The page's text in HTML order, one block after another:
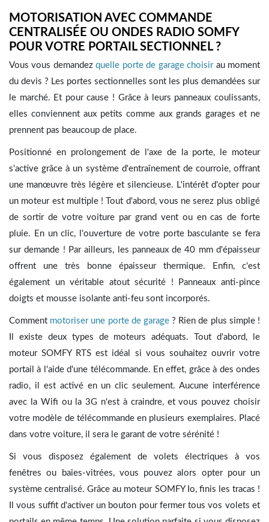
MOTORISATION AVEC COMMANDE
CENTRALISÉE OU ONDES RADIO SOMFY
POUR VOTRE PORTAIL SECTIONNEL ?
Vous vous demandezquelle porte de garage choisirau moment
du devis ? Les portes sectionnelles sont les plus demandées sur
le marché. Et pour cause ! Grâce à leurs panneaux coulissants,
elles conviennent aux petits comme aux grands garages et ne
prennent pas beaucoup de place.
Positionné en prolongement de l'axe de la porte, le moteur
s'active grâce à un système d'entraînement de courroie, offrant
une manœuvre très légère et silencieuse. L'intérêt d'opter pour
un moteur est multiple ! Tout d'abord, vous ne serez plus obligé
de sortir de votre voiture par grand vent ou en cas de forte
pluie. En un clic, l'ouverture de votre porte basculante se fera
sur demande ! Par ailleurs, les panneaux de 40 mm d'épaisseur
offrent une très bonne épaisseur thermique. Enfin, c'est
également un véritable atout sécurité ! Panneaux anti-pince
doigts et mousse isolante anti-feu sont incorporés.
Comment motoriser une porte de garage? Rien de plus simple !
Il existe deux types de moteurs adéquats. Tout d'abord, le
moteur SOMFY RTS est idéal si vous souhaitez ouvrir votre
portail à l'aide d'une télécommande. En effet, grâce à des ondes
radio, il est activé en un clic seulement. Aucune interférence
avec la Wifi ou la 3G n'est à craindre, et vous pouvez choisir
votre modèle de télécommande en plusieurs exemplaires. Placé
dans votre voiture, il sera le garant de votre sérénité !
Si vous disposez également de volets électriques à vos
fenêtres ou baies-vitrées, vous pouvez alors opter pour un
système centralisé. Grâce au moteur SOMFY Io, finis les tracas !
Il vous suffit d'activer un bouton pour fermer tous vos volets et